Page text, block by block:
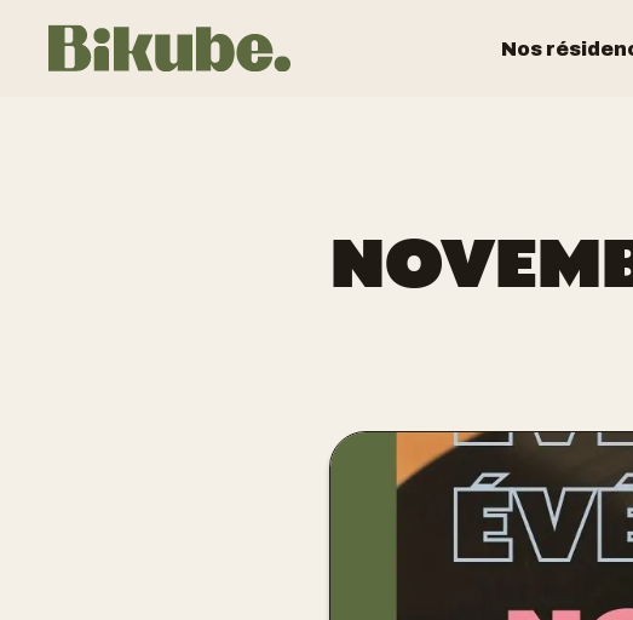
Nos